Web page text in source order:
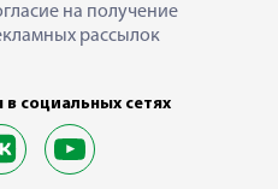
на получение
рассылок
в социальных сетях